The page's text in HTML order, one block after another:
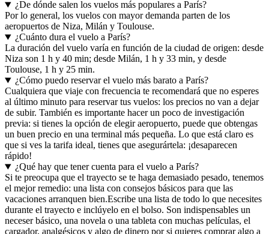
¿De dónde salen los vuelos más populares a París?
Por lo general, los vuelos con mayor demanda parten de los
aeropuertos de Niza, Milán y Toulouse.
¿Cuánto dura el vuelo a París?
La duración del vuelo varía en función de la ciudad de origen: desde
Niza son 1 h y 40 min; desde Milán, 1 h y 33 min, y desde
Toulouse, 1 h y 25 min.
¿Cómo puedo reservar el vuelo más barato a París?
Cualquiera que viaje con frecuencia te recomendará que no esperes
al último minuto para reservar tus vuelos: los precios no van a dejar
de subir. También es importante hacer un poco de investigación
previa: si tienes la opción de elegir aeropuerto, puede que obtengas
un buen precio en una terminal más pequeña. Lo que está claro es
que si ves la tarifa ideal, tienes que asegurártela: ¡desaparecen
rápido!
¿Qué hay que tener cuenta para el vuelo a París?
Si te preocupa que el trayecto se te haga demasiado pesado, tenemos
el mejor remedio: una lista con consejos básicos para que las
vacaciones arranquen bien.Escribe una lista de todo lo que necesites
durante el trayecto e inclúyelo en el bolso. Son indispensables un
neceser básico, una novela o una tableta con muchas películas, el
cargador, analgésicos y algo de dinero por si quieres comprar algo a